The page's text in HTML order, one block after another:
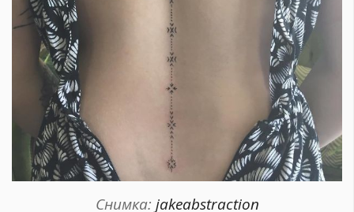
Снимка: jakeabstraction